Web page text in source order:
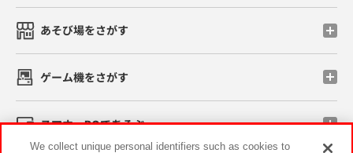
あそび場をさがす
ゲーム機をさがす
スマホ・PCであそぶ
We collect unique personal identifiers such as cookies to